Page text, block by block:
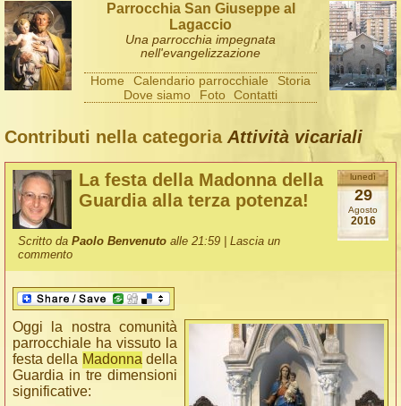
Parrocchia San Giuseppe al
Lagaccio
Una parrocchia impegnata
nell'evangelizzazione
Home Calendario parrocchiale
Storia
Dove siamo
Foto Contatti
Contributi nella categoria Attività vicariali
lunedì
29
Agosto
2016
La festa della Madonna della
Guardia alla terza potenza!
Scritto daPaolo Benvenuto alle 21:59 |Lascia un
commento
Oggi la nostra comunità
parrocchiale ha vissuto la
festa della Madonna della
Guardia in tre dimensioni
significative: